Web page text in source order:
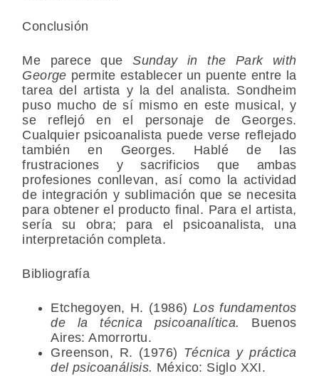
Conclusión
Me parece queSunday in the Park with
George permite establecer un puente entre la
tarea del artista y la del analista. Sondheim
puso mucho de sí mismo en este musical, y
se reflejó en el personaje de Georges.
Cualquier psicoanalista puede verse reflejado
también en Georges. Hablé de las
frustraciones y sacrificios que ambas
profesiones conllevan, así como la actividad
de integración y sublimación que se necesita
para obtener el producto final. Para el artista,
sería su obra; para el psicoanalista, una
interpretación completa.
Bibliografía
Etchegoyen, H. (1986) Los fundamentos
de la técnica psicoanalítica. Buenos
Aires: Amorrortu.
Greenson, R. (1976) Técnica y práctica
del psicoanálisis. México: Siglo XXI.